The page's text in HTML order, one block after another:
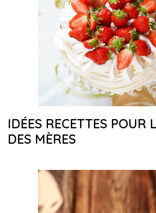
IDÉES RECETTES POUR
DES MÈRES